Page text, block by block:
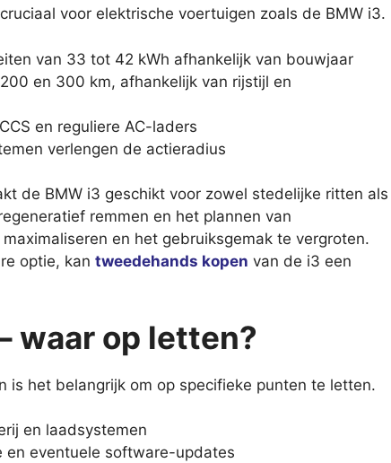
voor elektrische voertuigen zoals de BMW i3.
van 33 tot 42 kWh afhankelijk van bouwjaar
en 300 km, afhankelijk van rijstijl en
en reguliere AC-laders
verlengen de actieradius
de BMW i3 geschikt voor zowel stedelijke ritten als
remmen en het plannen van
en het gebruiksgemak te vergroten.
optie, kan tweedehands kopen van de i3 een
waar op letten?
is het belangrijk om op specifieke punten te letten.
en laadsystemen
en eventuele software-updates